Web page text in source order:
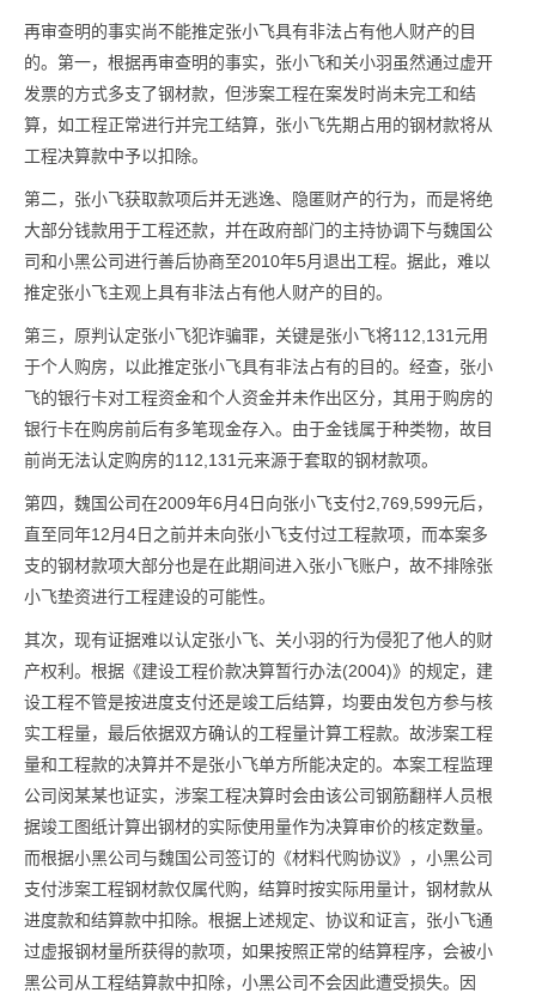
再审查明的事实尚不能推定张小飞具有非法占有他人财产的目
的。 第一，根据再审查明的事实，张小飞和关小羽虽然通过虚开
发票的方式多支了钢材款，但涉案工程在案发时尚未完工和结
算，如工程正常进行并完工结算，张小飞先期占用的钢材款将从
工程决算款中予以扣除。
第二，张小飞获取款项后并无逃逸、隐匿财产的行为，而是将绝
大部分钱款用于工程还款，并在政府部门的主持协调下与魏国公
司和小黑公司进行善后协商至2010年5月退出工程。据此，难以
推定张小飞主观上具有非法占有他人财产的目的。
第三，原判认定张小飞犯诈骗罪，关键是张小飞将112,131元用
于个人购房，以此推定张小飞具有非法占有的目的。 经查，张小
飞的银行卡对工程资金和个人资金并未作出区分，其用于购房的
银行卡在购房前后有多笔现金存入。由于金钱属于种类物，故目
前尚无法认定购房的112,131元来源于套取的钢材款项。
第四，魏国公司在2009年6月4日向张小飞支付2,769,599元后，
直至同年12月4日之前并未向张小飞支付过工程款项，而本案多
支的钢材款项大部分也是在此期间进入张小飞账户，故不排除张
小飞垫资进行工程建设的可能性。
其次，现有证据难以认定张小飞、关小羽的行为侵犯了他人的财
产权利。 根据《建设工程价款决算暂行办法(2004)》的规定，建
设工程不管是按进度支付还是竣工后结算，均要由发包方参与核
实工程量，最后依据双方确认的工程量计算工程款。故涉案工程
量和工程款的决算并不是张小飞单方所能决定的。 本案工程监理
公司闵某某也证实，涉案工程决算时会由该公司钢筋翻样人员根
据竣工图纸计算出钢材的实际使用量作为决算审价的核定数量。
而根据小黑公司与魏国公司签订的《材料代购协议》，小黑公司
支付涉案工程钢材款仅属代购，结算时按实际用量计，钢材款从
进度款和结算款中扣除。根据上述规定、协议和证言，张小飞通
过虚报钢材量所获得的款项，如果按照正常的结算程序，会被小
黑公司从工程结算款中扣除，小黑公司不会因此遭受损失。因